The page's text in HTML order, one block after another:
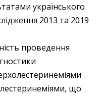
українського
2013 та 2019
проведення
що